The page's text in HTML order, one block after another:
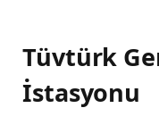
Tüvtürk
İstasyonu